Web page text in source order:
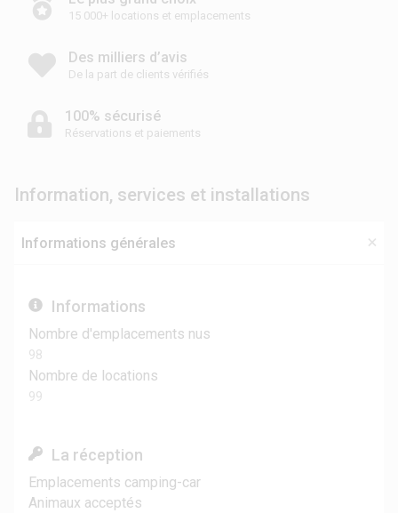
15 000+ locations et emplacements
Des milliers d’avis
De la part de clients vérifiés
100% sécurisé
Réservations et paiements
Information, services et installations
Informations générales
Informations
Nombre d'emplacements nus
98
Nombre de locations
99
La réception
Emplacements camping-car
Animaux acceptés